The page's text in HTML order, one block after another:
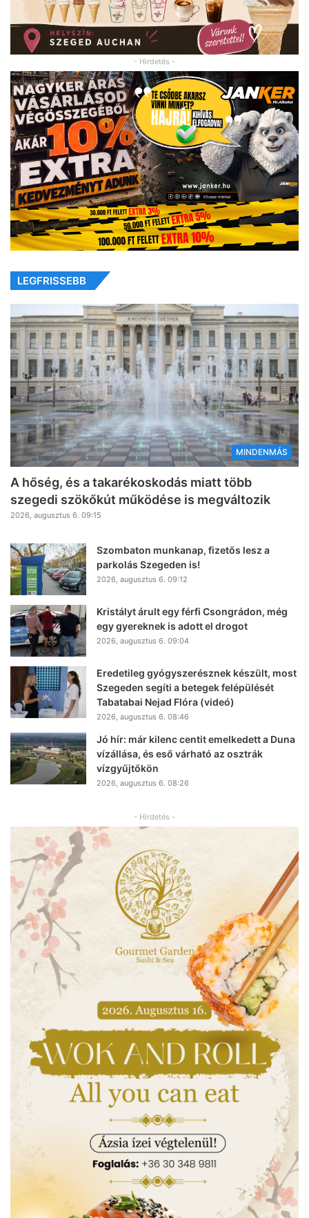
- Hirdetés -
LEGFRISSEBB
MINDENMÁS
A hőség, és a takarékoskodás miatt több
szegedi szökőkút működése is megváltozik
2026, augusztus 6. 09:15
Szombaton munkanap, fizetős lesz a
parkolás Szegeden is!
2026, augusztus 6. 09:12
Kristályt árult egy férfi Csongrádon, még
egy gyereknek is adott el drogot
2026, augusztus 6. 09:04
Eredetileg gyógyszerésznek készült, most
Szegeden segíti a betegek felépülését
Tabatabai Nejad Flóra (videó)
2026, augusztus 6. 08:46
Jó hír: már kilenc centit emelkedett a Duna
vízállása, és eső várható az osztrák
vízgyűjtőkön
2026, augusztus 6. 08:26
- Hirdetés -